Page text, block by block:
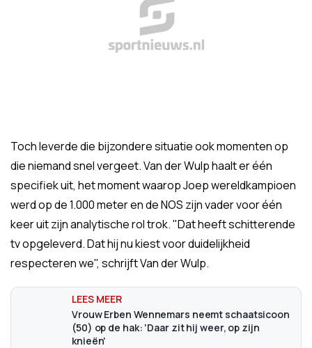
Toch leverde die bijzondere situatie ook momenten op
die niemand snel vergeet. Van der Wulp haalt er één
specifiek uit, het moment waarop Joep wereldkampioen
werd op de 1.000 meter en de NOS zijn vader voor één
keer uit zijn analytische rol trok. "Dat heeft schitterende
tv opgeleverd. Dat hij nu kiest voor duidelijkheid
respecteren we", schrijft Van der Wulp.
Vrouw Erben Wennemars neemt schaatsicoon
(50) op de hak: 'Daar zit hij weer, op zijn
knieën'